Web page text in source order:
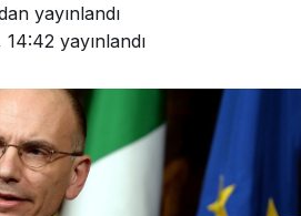
yayınlandı
14:42 yayınlandı